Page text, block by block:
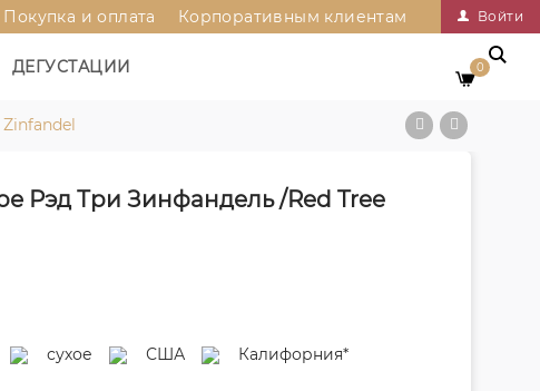
Войти
Покупка и оплата Корпоративным клиентам
ДЕГУСТАЦИИ 0
Рэд Три Зинфандель /Red Tree
сухое США Калифорния*